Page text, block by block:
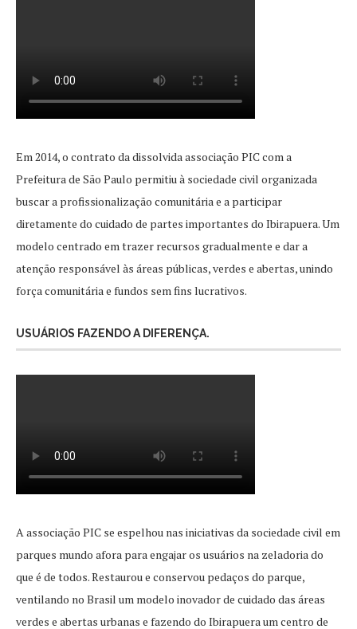
Em 2014, o contrato da dissolvida associação PIC com a
Prefeitura de São Paulo permitiu à sociedade civil organizada
buscar a profissionalização comunitária e a participar
diretamente do cuidado de partes importantes do Ibirapuera. Um
modelo centrado em trazer recursos gradualmente e dar a
atenção responsável às áreas públicas, verdes e abertas, unindo
força comunitária e fundos sem fins lucrativos.
USUÁRIOS FAZENDO A DIFERENÇA.
A associação PIC se espelhou nas iniciativas da sociedade civil em
parques mundo afora para engajar os usuários na zeladoria do
que é de todos. Restaurou e conservou pedaços do parque,
ventilando no Brasil um modelo inovador de cuidado das áreas
verdes e abertas urbanas e fazendo do Ibirapuera um centro de